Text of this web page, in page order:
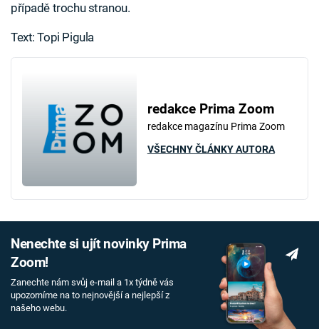
případě trochu stranou.
Text: Topi Pigula
redakce Prima Zoom
redakce magazínu Prima Zoom
VŠECHNY ČLÁNKY AUTORA
Nenechte si ujít novinky Prima
Zoom!
Zanechte nám svůj e-mail a 1x týdně vás
upozorníme na to nejnovější a nejlepší z
našeho webu.